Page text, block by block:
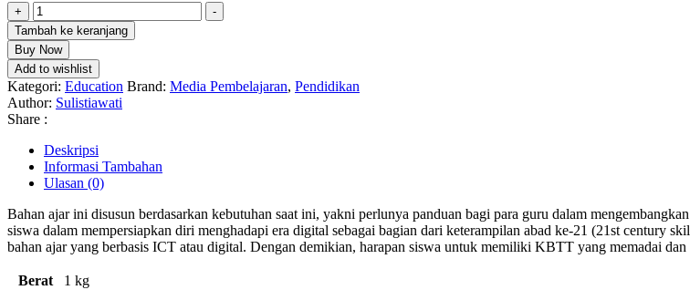
+
Kuantitas
Bahan
Ajar
Matematika
Turunan
dan
Aplikasinya
Kelas
SMA
-
Tambah ke keranjang
Buy Now
Add to wishlist
Kategori: Education Brand: Media Pembelajaran, Pendidikan
Author: Sulistiawati
Share :
Deskripsi
Informasi Tambahan
Ulasan (0)
Bahan ajar ini disusun berdasarkan kebutuhan saat ini, yakni perlunya panduan bagi para guru dalam
siswa dalam mempersiapkan diri menghadapi era digital sebagai bagian dari keterampilan abad ke-21 (21st century
bahan ajar yang berbasis ICT atau digital. Dengan demikian, harapan siswa untuk memiliki KBTT yang memadai
Berat
1 kg